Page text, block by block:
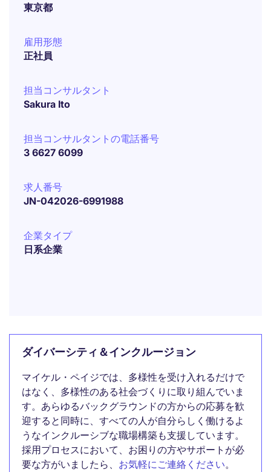
東京都
雇用形態
正社員
担当コンサルタント
Sakura Ito
担当コンサルタントの電話番号
3 6627 6099
求人番号
JN-042026-6991988
企業タイプ
日系企業
ダイバーシティ＆インクルージョン
マイケル・ペイジでは、多様性を受け入れるだけで
はなく、多様性のある社会づくりに取り組んでいま
す。あらゆるバックグラウンドの方からの応募を歓
迎すると同時に、すべての人が自分らしく働けるよ
うなインクルーシブな職場構築も支援しています。
採用プロセスにおいて、お困りの方やサポートが必
要な方がいましたら、 お気軽にご連絡ください。